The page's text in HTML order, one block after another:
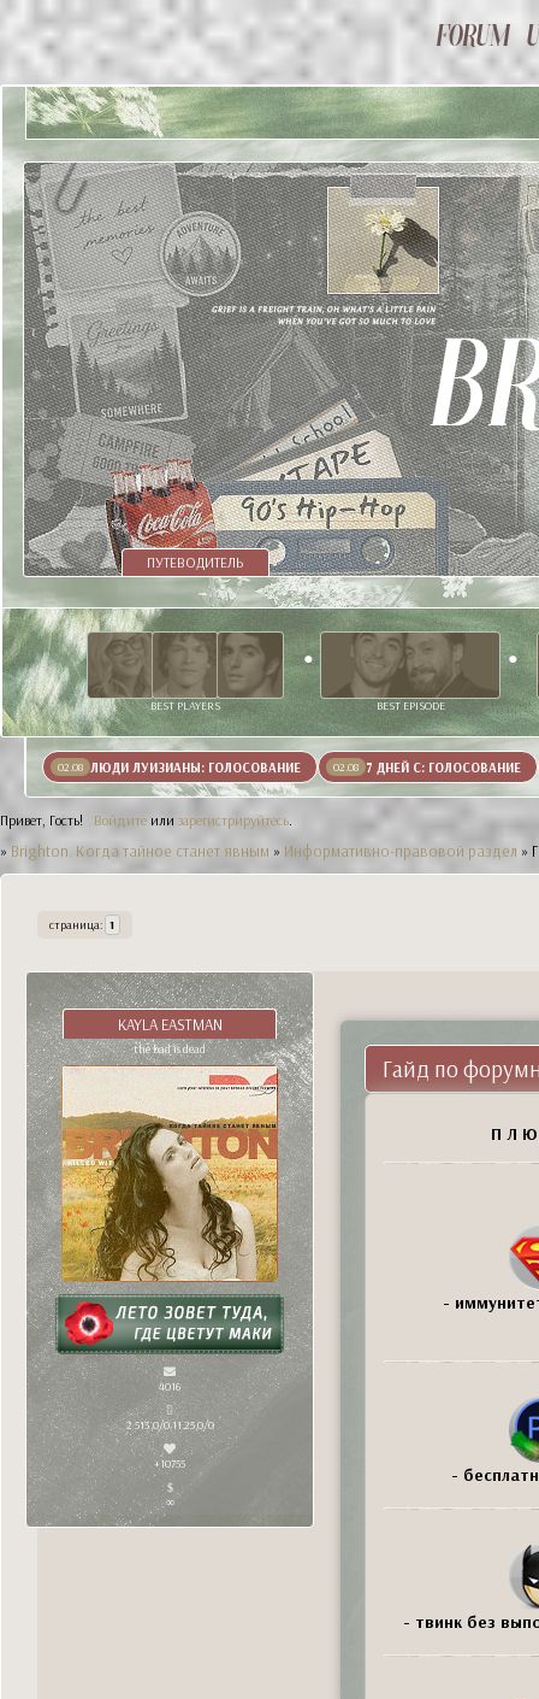
ПУТЕВОДИТЕЛЬ
BEST PLAYERS BEST EPISODE
02.08 ЛЮДИ ЛУИЗИАНЫ: ГОЛОСОВАНИЕ 02.08 7 ДНЕЙ С: ГОЛОСОВАНИЕ
Привет, Гость! Войдите или зарегистрируйтесь.
» Brighton. Когда тайное станет явным » Информативно-правовой раздел »
страница: 1
KAYLA EASTMAN
the bad is dead
4016
2 513,0/0 11.25,0/0
+10755
∞
Гайд по
П Л
-
-
- твинк без